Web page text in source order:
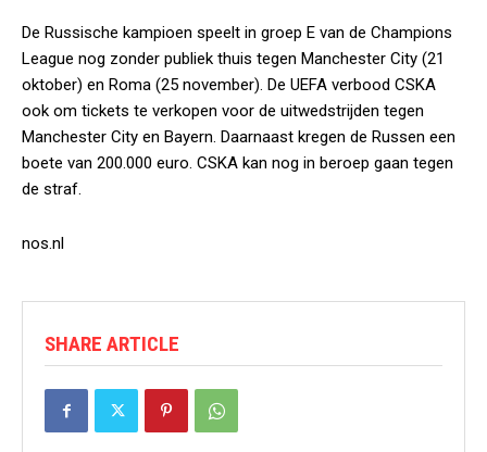
De Russische kampioen speelt in groep E van de Champions
League nog zonder publiek thuis tegen Manchester City (21
oktober) en Roma (25 november). De UEFA verbood CSKA
ook om tickets te verkopen voor de uitwedstrijden tegen
Manchester City en Bayern. Daarnaast kregen de Russen een
boete van 200.000 euro. CSKA kan nog in beroep gaan tegen
de straf.
nos.nl
SHARE ARTICLE